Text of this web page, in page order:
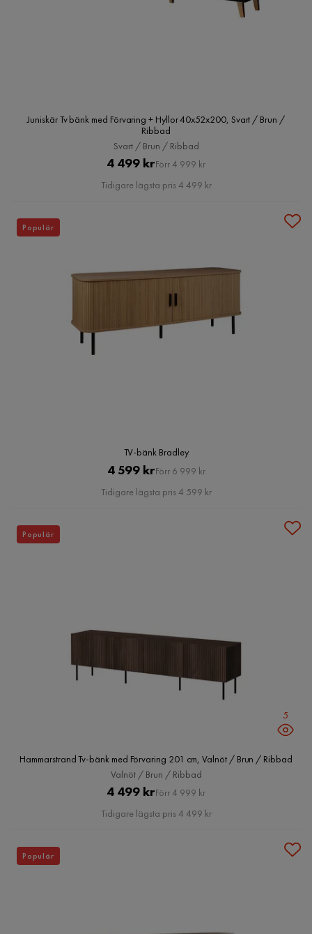
Juniskär Tv bänk med Förvaring + Hyllor 40x52x200, Svart / Brun /
Ribbad
Svart / Brun / Ribbad
Pris
4 499 krOriginal
Pris
Förr 4 999 kr
Tidigare lägsta pris 4 499 kr
TV-bänk Bradley
Pris
4 599 krOriginal
Pris
Förr 6 999 kr
Tidigare lägsta pris 4 599 kr
Populär
5
Hammarstrand Tv-bänk med Förvaring 201 cm, Valnöt / Brun / Ribbad
Valnöt / Brun / Ribbad
Pris
4 499 krOriginal
Pris
Förr 4 999 kr
Tidigare lägsta pris 4 499 kr
Populär
Populär